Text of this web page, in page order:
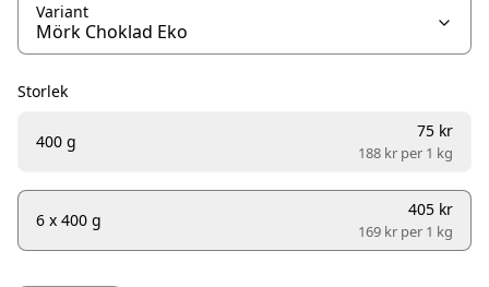
Variant
Storlek
400 g
75 kr
188 kr per 1 kg
6 x 400 g
405 kr
169 kr per 1 kg